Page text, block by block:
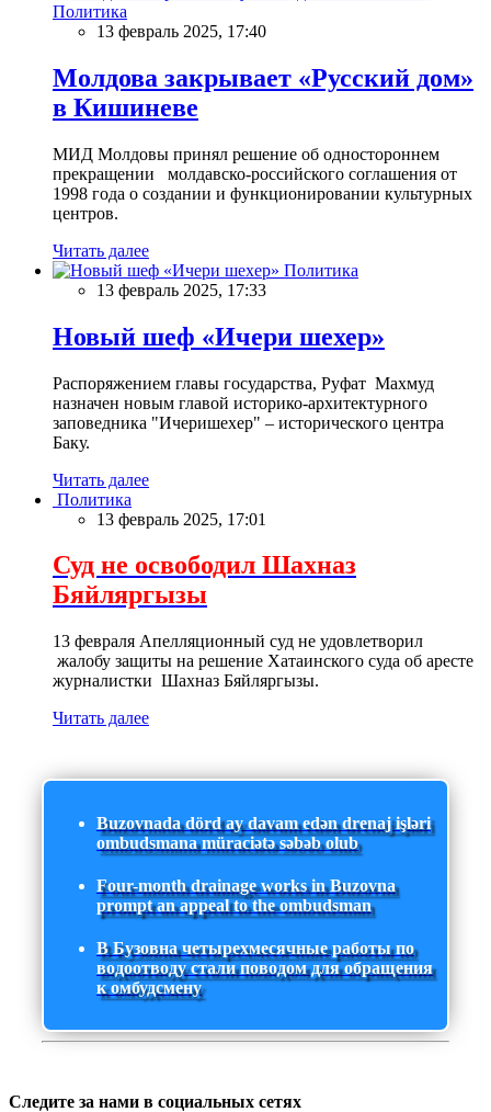
Политика
13 февраль 2025, 17:40
Молдова закрывает «Русский дом»
в Кишиневе
МИД Молдовы принял решение об одностороннем
прекращении молдавско-российского соглашения от
1998 года о создании и функционировании культурных
центров.
Читать далее
Политика
13 февраль 2025, 17:33
Новый шеф «Ичери шехер»
Распоряжением главы государства, Руфат Махмуд
назначен новым главой историко-архитектурного
заповедника "Ичеришехер" – исторического центра
Баку.
Читать далее
Политика
13 февраль 2025, 17:01
Суд не освободил Шахназ
Бяйляргызы
13 февраля Апелляционный суд не удовлетворил
жалобу защиты на решение Хатаинского суда об аресте
журналистки Шахназ Бяйляргызы.
Читать далее
Buzovnada dörd ay davam edən drenaj işləri
ombudsmana müraciətə səbəb olub
Four-month drainage works in Buzovna
prompt an appeal to the ombudsman
В Бузовна четырехмесячные работы по
водоотводу стали поводом для обращения
к омбудсмену
Следите за нами в социальных сетях